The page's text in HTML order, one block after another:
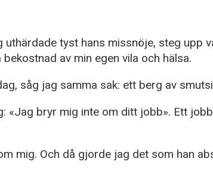
tyst hans missnöje, steg upp
av min egen vila och hälsa.
såg jag samma sak: ett berg av
bryr mig inte om ditt jobb». Ett
mig. Och då gjorde jag det som han